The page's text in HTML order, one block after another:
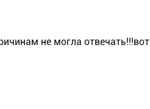
не могла отвечать!!!вот